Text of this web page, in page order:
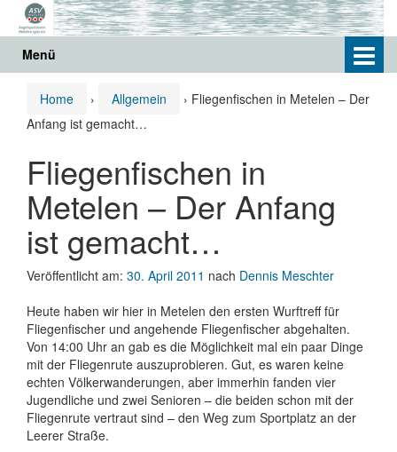
Springe
zum
Hauptmenü
Menü
Home › Allgemein › Fliegenfischen in Metelen – Der
Anfang ist gemacht…
Fliegenfischen in
Metelen – Der Anfang
ist gemacht…
Veröffentlicht am: 30. April 2011 nach Dennis Meschter
Heute haben wir hier in Metelen den ersten Wurftreff für
Fliegenfischer und angehende Fliegenfischer abgehalten.
Von 14:00 Uhr an gab es die Möglichkeit mal ein paar Dinge
mit der Fliegenrute auszuprobieren. Gut, es waren keine
echten Völkerwanderungen, aber immerhin fanden vier
Jugendliche und zwei Senioren – die beiden schon mit der
Fliegenrute vertraut sind – den Weg zum Sportplatz an der
Leerer Straße.